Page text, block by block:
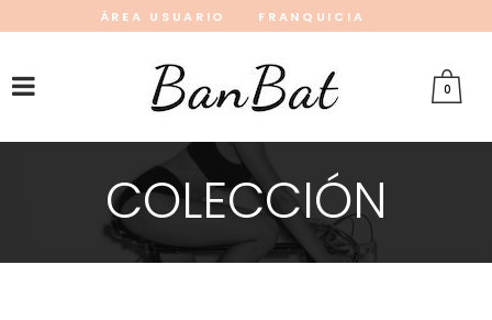
ÁREA USUARIO
FRANQUICIA
0
COLECCIÓN